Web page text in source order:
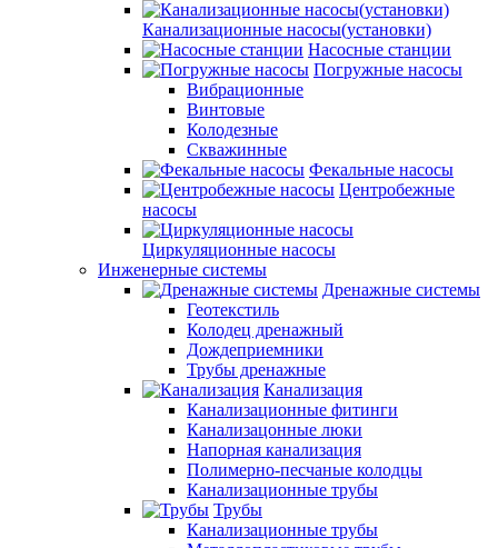
Канализационные насосы(установки)
Насосные станции
Погружные насосы
Вибрационные
Винтовые
Колодезные
Скважинные
Фекальные насосы
Центробежные
насосы
Циркуляционные насосы
Инженерные системы
Дренажные системы
Геотекстиль
Колодец дренажный
Дождеприемники
Трубы дренажные
Канализация
Канализационные фитинги
Канализацонные люки
Напорная канализация
Полимерно-песчаные колодцы
Канализационные трубы
Трубы
Канализационные трубы